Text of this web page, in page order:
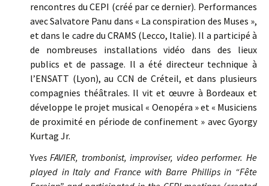
rencontres du CEPI (créé par ce dernier). Performances
avec Salvatore Panu dans « La conspiration des Muses »,
et dans le cadre du CRAMS (Lecco, Italie). Il a participé à
de nombreuses installations vidéo dans des lieux
publics et de passage. Il a été directeur technique à
l’ENSATT (Lyon), au CCN de Créteil, et dans plusieurs
compagnies théâtrales. Il vit et œuvre à Bordeaux et
développe le projet musical « Oenopéra » et « Musiciens
de proximité en période de confinement » avec Gyorgy
Kurtag Jr.
Yves FAVIER, trombonist, improviser, video performer. He
played in Italy and France with Barre Phillips in “Fête